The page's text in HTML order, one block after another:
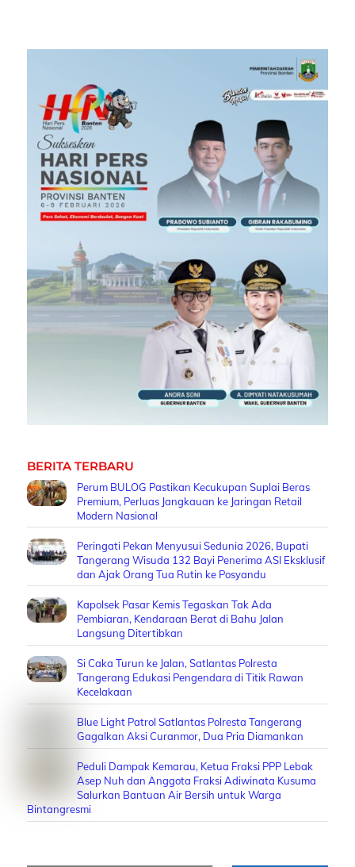
BERITA TERBARU
Perum BULOG Pastikan Kecukupan Suplai Beras
Premium, Perluas Jangkauan ke Jaringan Retail
Modern Nasional
Peringati Pekan Menyusui Sedunia 2026, Bupati
Tangerang Wisuda 132 Bayi Penerima ASI Eksklusif
dan Ajak Orang Tua Rutin ke Posyandu
Kapolsek Pasar Kemis Tegaskan Tak Ada
Pembiaran, Kendaraan Berat di Bahu Jalan
Langsung Ditertibkan
Si Caka Turun ke Jalan, Satlantas Polresta
Tangerang Edukasi Pengendara di Titik Rawan
Kecelakaan
Blue Light Patrol Satlantas Polresta Tangerang
Gagalkan Aksi Curanmor, Dua Pria Diamankan
Peduli Dampak Kemarau, Ketua Fraksi PPP Lebak
Asep Nuh dan Anggota Fraksi Adiwinata Kusuma
Salurkan Bantuan Air Bersih untuk Warga
Bintangresmi